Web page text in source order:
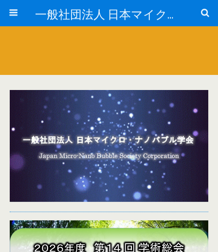
一般社団法人 日本マイクロ・ナノバブル学会